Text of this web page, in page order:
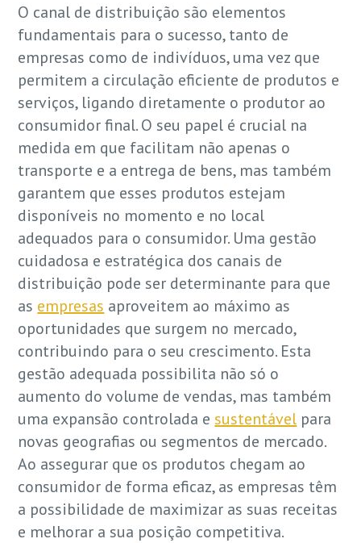
O canal de distribuição são elementos
fundamentais para o sucesso, tanto de
empresas como de indivíduos, uma vez que
permitem a circulação eficiente de produtos e
serviços, ligando diretamente o produtor ao
consumidor final. O seu papel é crucial na
medida em que facilitam não apenas o
transporte e a entrega de bens, mas também
garantem que esses produtos estejam
disponíveis no momento e no local
adequados para o consumidor. Uma gestão
cuidadosa e estratégica dos canais de
distribuição pode ser determinante para que
as empresas aproveitem ao máximo as
oportunidades que surgem no mercado,
contribuindo para o seu crescimento. Esta
gestão adequada possibilita não só o
aumento do volume de vendas, mas também
uma expansão controlada esustentável para
novas geografias ou segmentos de mercado.
Ao assegurar que os produtos chegam ao
consumidor de forma eficaz, as empresas têm
a possibilidade de maximizar as suas receitas
e melhorar a sua posição competitiva.